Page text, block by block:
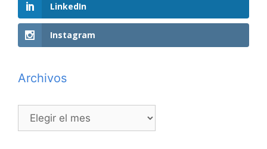
LinkedIn
Instagram
Archivos
Archivos